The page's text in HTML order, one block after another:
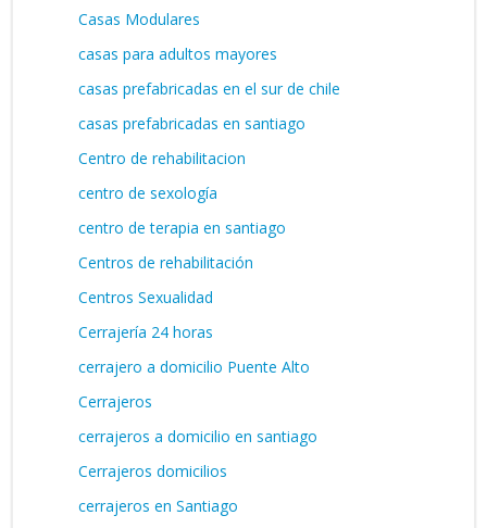
Casas Modulares
casas para adultos mayores
casas prefabricadas en el sur de chile
casas prefabricadas en santiago
Centro de rehabilitacion
centro de sexología
centro de terapia en santiago
Centros de rehabilitación
Centros Sexualidad
Cerrajería 24 horas
cerrajero a domicilio Puente Alto
Cerrajeros
cerrajeros a domicilio en santiago
Cerrajeros domicilios
cerrajeros en Santiago